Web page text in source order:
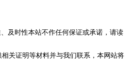
及时性本站不作任何保证或承诺，请读
关证明等材料并与我们联系，本网站将